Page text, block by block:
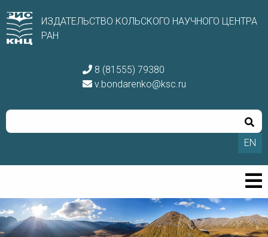
ИЗДАТЕЛЬСТВО КОЛЬСКОГО НАУЧНОГО ЦЕНТРА
РАН
8 (81555) 79380
v.bondarenko@ksc.ru
EN